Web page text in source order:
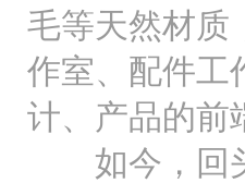
毛等天然材质
作室、配件工
计、产品的前
如今，回头